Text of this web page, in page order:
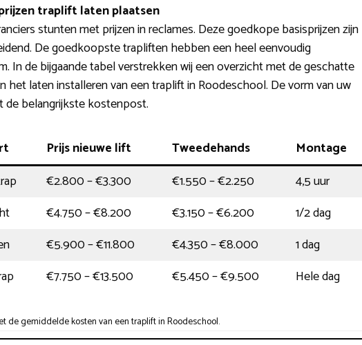
traplift laten plaatsen
stunten met prijzen in reclames. Deze goedkope basisprijzen zijn
De goedkoopste trapliften hebben een heel eenvoudig
In de bijgaande tabel verstrekken wij een overzicht met de geschatte
het laten installeren van een traplift in Roodeschool. De vorm van uw
de belangrijkste kostenpost.
Prijs nieuwe lift Tweedehands
Montage
€2.800 – €3.300 €1.550 – €2.250
4,5 uur
€4.750 – €8.200 €3.150 – €6.200
1/2 dag
€5.900 – €11.800 €4.350 – €8.000
1 dag
€7.750 – €13.500 €5.450 – €9.500 Hele dag
de gemiddelde kosten van een traplift in Roodeschool.